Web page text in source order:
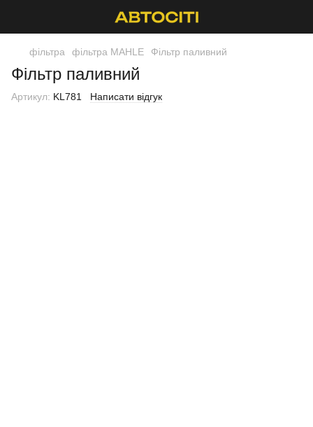
фільтра фільтра MAHLE Фільтр паливний
Фільтр паливний
Артикул: KL781 Написати відгук